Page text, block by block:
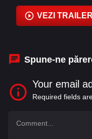
Cumberbatch,
Blair Jasin, Bobby
VEZI TRAILER
Spune-ne
Your email
Required fields